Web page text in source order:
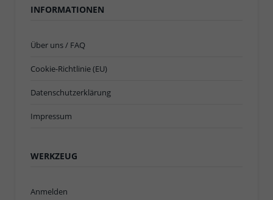
INFORMATIONEN
Über uns / FAQ
Cookie-Richtlinie (EU)
Datenschutzerklärung
Impressum
WERKZEUG
Anmelden